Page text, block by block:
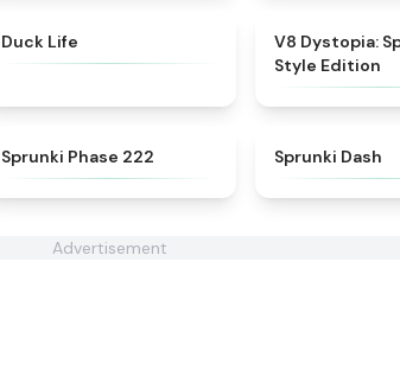
Duck Life
V8 Dystopia:
Style Edition
Sprunki Phase 222 Sprunki Dash
Advertisement